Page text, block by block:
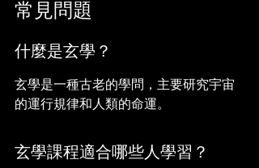
常見問題
什麼是玄學？
玄學是一種古老的學問，主要研究宇宙
的運行規律和人類的命運。
玄學課程適合哪些人學習？